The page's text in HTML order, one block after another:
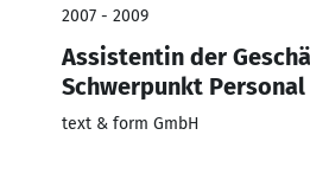
2007 - 2009
Assistentin der
Schwerpunkt
text & form GmbH